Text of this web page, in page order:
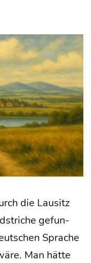
die Lau­sitz
gefun­
Spra­che
Man hät­te